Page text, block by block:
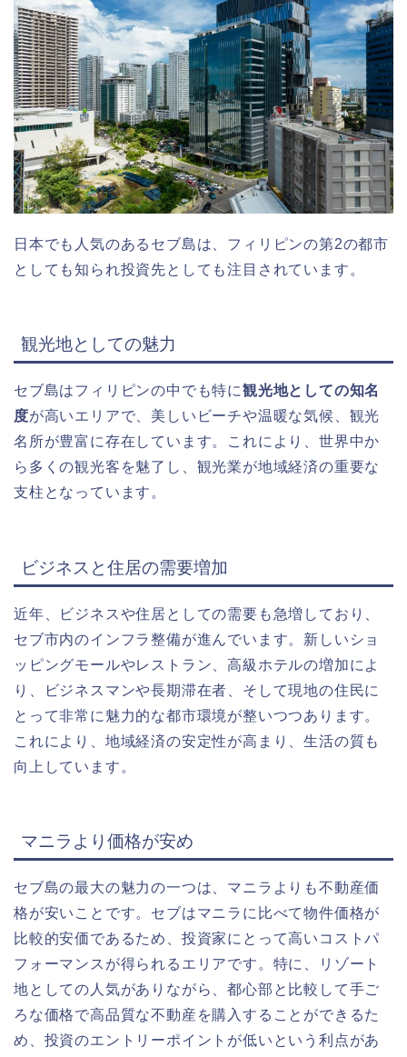
日本でも人気のあるセブ島は、フィリピンの第2の都市
としても知られ投資先としても注目されています。
観光地としての魅力
セブ島はフィリピンの中でも特に観光地としての知名
度が高いエリアで、美しいビーチや温暖な気候、観光
名所が豊富に存在しています。これにより、世界中か
ら多くの観光客を魅了し、観光業が地域経済の重要な
支柱となっています。
ビジネスと住居の需要増加
近年、 ビジネス や住居としての需要も急増しており、
セブ市内のインフラ整備が進んでいます。新しいショ
ッピングモールやレストラン、高級ホテルの増加によ
り、ビジネスマンや長期滞在者、そして現地の住民に
とって非常に魅力的な都市環境が整いつつあります。
これにより、地域経済の安定性が高まり、生活の質も
向上しています。
マニラより価格が安め
セブ島の最大の魅力の一つは、 マニラよりも不動産価
格が安い ことです。セブはマニラに比べて物件価格が
比較的安価であるため、投資家にとって高いコストパ
フォーマンスが得られるエリアです。特に、リゾート
地としての人気がありながら、都心部と比較して手ご
ろな価格で高品質な不動産を購入することができるた
め、投資のエントリーポイントが低いという利点があ